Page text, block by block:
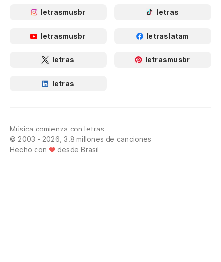
letrasmusbr letras
letrasmusbr letraslatam
letras letrasmusbr
letras
Música comienza con letras
© 2003 - 2026, 3.8 millones de canciones
Hecho con
desde Brasil